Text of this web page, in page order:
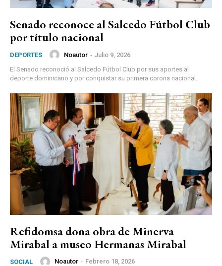
Senado reconoce al Salcedo Fútbol Club
por título nacional
DEPORTES Noautor - Julio 9, 2026
El Senado reconoció al Salcedo Fútbol Club por sus aportes al
deporte dominicano y por conquistar su primera corona nacional.
Refidomsa dona obra de Minerva
Mirabal a museo Hermanas Mirabal
SOCIAL Noautor - Febrero 18, 2026